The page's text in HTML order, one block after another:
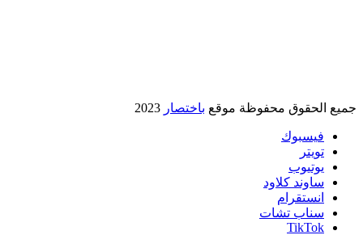
جميع الحقوق محفوظة موقع باختصار
فيسبوك
تويتر
يوتيوب
ساوند كلاود
انستقرام
سناب تشات
‫TikTok